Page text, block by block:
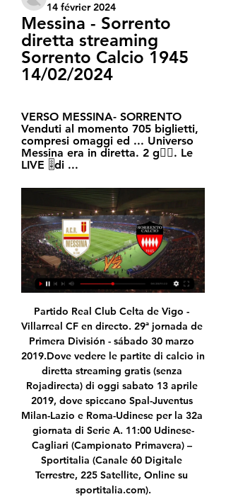
14 février 2024
Messina - Sorrento
diretta streaming
Sorrento Calcio 1945
14/02/2024
VERSO MESSINA- SORRENTO
Venduti al momento 705 biglietti,
compresi omaggi ed ... Universo
Messina era in diretta. 2 g󰞋󱟠. Le
LIVE 🎚️di ...
Partido Real Club Celta de Vigo - Villarreal CF en directo. 29ª jornada de Primera División - sábado 30 marzo 2019.Dove vedere le partite di calcio in diretta streaming gratis (senza Rojadirecta) di oggi sabato 13 aprile 2019, dove spiccano Spal-Juventus Milan-Lazio e Roma-Udinese per la 32a giornata di Serie A. 11:00 Udinese-Cagliari (Campionato Primavera) – Sportitalia (Canale 60 Digitale Terrestre, 225 Satellite, Online su sportitalia.com).

2020-7-6 · Napoli – Hellas Verona streaming, probabili formazioni, diretta TV Francesco Saverio Petito 19 Ott, 2019 Napoli – Hellas Verona streaming, sabato 19 ottobre ore 18.00 in diretta TV.

Una fiaba al giorno in video, in attesa di poterle raccontare di nuovo dal vivo, nei teatri o nelle librerie. In questi giorni, l’attrice Marina Folena, alias La Cantastorie, ha pensato di non lasciare solo il suo giovanissimo pubblico.

Calendario ufficiale e lista risultati UEFA Champions League. Non solo calendario Segui il tuo club preferito e resta in contatto per assicurarti di essere aggiornato sul tuo calendario.

Collegamento. Ascolta l'audio registrato martedì 19 settembre 2017 in radio. Carovana per la Giustizia in Puglia. Collegamento con Sergio D'Elia in v...

Partita Messina vs Sorrento - Girone C Mon - · STADIO: Franco Scoglio - San Filippo, Messina Aggiungi al calendario Diretta TV: SKY. Messina. logo Messina. Partita da giocare. -. Sorrento. logo ...

Il live di Tampa Bay Rays Atlanta Braves risultati in diretta (e live video streaming online) in tempo reale, inizia il 27 lug 2020 alle 22:40 UTC in MLB, Regular Season, USA.

UEFA: ufficiale la chiusura degli stadi per Valencia-Atalanta e Inter-Getafe. Siviglia-Roma si giocherà a porte aperte La Roma passa a Friedkin, Pallotta sbarcato a New York per le firme

DIRETTA/ Sorrento Messina (risultato finale 1-0) 8 ott 2023 — Diretta Sorrento Messina streaming video e tv, quote e risultato live del match valido per la 7^ giornata di Serie C (8 ottobre 2023)

Interessante sfida domani sera al “Mapei Stadium” di Reggio Emilia, tra il Sassuolo e il neopromosso, Hellas Verona, due squadre che giocano un ottimo calcio. I neroverdi, sono reduci dal pirotecnico 3-3 imposto lunedì a S.Siro, all’Inter, mentre gli scaligeri da una sconfitta interna un pò troppo pesante contro il …

Minuto 93′ della sfida con la Spal.Apertura in area di rigore per Zmrhal.Siamo un po’ defilati sulla destra dalla porta difesa da Letiza, estremo dei ferraresi.L’ex capitano dello Slavia Praga non ci pensa sue volte e calcia di potenza e precisione con la palla ad infilarsi nell’angolino basso alla sinistra del portiere. Un gol bellissimo a fare esplodere di gioia il Brescia e Jaromir.

RB Leipzig risultati in diretta (e live video streaming online) in tempo reale, rosa della squadra con calendario della stagione e risultati. RB Leipzig giocherà la prossima partita di DFB Pokal il 11 set 2020 contro 1. FC Nürnberg.Quando la partita inizia, sarà in grado di seguire 1.

Streaming Taranto Giugliano in diretta gratis Serie C, dove 13 ore fa — Diretta Live e Streaming Gratis [[SPORT IN Roma Sassuolo diretta tv e live streaming su Now 14 FEBBRAIO. 18:30 - ACR Messina - Sorrento ...

(Lo streaming si aprirà su un popup) Informazioni Napoli Canale 21 ( www.canale21.it ) è l’emittente storica (la prima a trasmettere via etere) del Mezzogiorno che, dal 1976, offre una costante copertura dei fatti e gli eventi di Napoli e Campania e che da oggi diviene visualizzabile interamente online e senza costi da qualsiasi luogo 24 ore su 24.

2020-7-13 · L'FC Haka è una società calcistica finlandese con sede nella città di Valkeakoski. Per il numero di trofei vinti, è considerato uno dei club più importanti del suo paese[1]. Nella stagione 2019 partecipa alla Ykkönen, la seconda serie del campionato finlandese di calcio.

Per te abbiamo pubblicato tutte le statistiche di SC Paderborn 07 II - Sportfreunde Siegen.Scopri il tuo pronostico e scommetti responsabilmente con il nostro calcolo delle percentuali di vittoria delle due squadre. Le analisi relative al campionato del Germania - Oberliga Westfalen puoi trovarle su I Pronostici Vincenti, iscriviti e, nel frattempo, valuta i calcoli relativi alla partita della.

La definizione Green Team che abbiamo dato al nostro gruppo di lavoro non è solo riferita alle nostre idee, ai nostri ideali, alla nostra impronta televisiva, ma è soprattutto un impegno che ci assumiamo con il nostro pubblico di telespettatori e di surfers di usare tutta la nostra sensibilità e il nostro coraggio per proporre un modello di sviluppo economico e sociale, molto diverso da.

Hellas Verona-Atalanta : Atalanta-Hellas Verona: Inter-Parma : Parma-Inter: Livorno-Milan : Milan-Livorno: Napoli-Udinese : Udinese-Napoli: Roma-Fiorentina : Fiorentina-Roma: Sampdoria-Catania : Catania-Sampdoria: Sassuolo-Chievo : Chievo-Sassuolo: Torino-Lazio : Lazio-Torino : Giornata n. 16 (andata) - 15 dicembre 2013 : Giornata n. 35.

Segui le ultime notizie de La Stampa e rimani aggiornato su tutti i fatti di cronaca, politica, economia e molto altro in Italia e nel mondo.

Presente sul Mercato dal 1992, oggi Acqua & Sapone è la piu grande catena della bellezza e dell' igiene, l'unica che nel suo settore offre un servizio completo ai suoi clienti.

Roma, nervi tesi dopo la Spal: lo sfogo di Ranieri nello spogliatoio. Il tecnico si è scagliato contro i giocatori, nella pancia dello stadio Mazza prima che davanti ai microfoni: "Non avete più.

Con NOW TV hai Film, Serie TV, Show, documentari, cartoni animati, programmi per bambini e sport online, in streaming live e on demand. Attiva subito!

Scopri dove puoi vedere il Film Jumanji - Benvenuti nella Giungla in streaming legale. Per ogni piattaforma di streaming troverai la disponibilità in abbonamento, noleggio, acquisto e prezzi per.

Hesgoal Juventus Lecce streaming: DIRETTA LIVE – come vederla. La capolista Juventus apre la 28ª giornata di Serie A ospitando il Lecce di Fabio Liverani. La Vecchia Signora comanda la classifica con 66 punti, frutto di 21 vittorie, 3 pareggi e 3 sconfitte, e cerca di mantenere il suo vantaggio sulla Lazio di Simone Inzaghi, prima inseguitrice.

Cronaca Messina - Sorrento - Live: la partita in diretta Segui la diretta di Messina - Sorrento aggiornata in tempo reale. Coltiva la tua passione su Corriere dello Sport.

Post su Maglia Svezia poco prezzo scritto da francemaillotdefootball2018. Abbiamo tutti i Maglie calcio 2019 che hai bisogno, compresi i bambini, le donne, le giacche, Giacca,il Calzini,calzino, le camicie di formazione e molto altro ancora – tutti ai migliori prezzi in rete con costi di spedizione a basso costo e senza ritorno. Dopo Barcellona, Zlatan Ibrahimovic è passato all’AC Milan.

Calcio su Diretta Mobile - risultati in tempo reale per il tuo PDA 18:30ACR Messina - Sorrento -:- 18:30Latina - Catania -:- 18:30Taranto Questa versione per cellulare pero ha parametri diversi rispetto al sito Diretta.it per ...

Sorrento vs ACR Messina risultati, statistiche H2H | Calcio Segui Sorrento vs ACR Messina risultati, statistiche h2h, ultimi risultati, news e altre informazioni su Diretta.

Dall'11 gennaio al 3 maggio 2020, scoprite il viaggio incantato di Elsa, Anna e dei loro amici ! Per la prima volta a Disneyland® Paris, durante le celebrazioni di Frozen. Lasciatevi travolgere da una tempesta di emozioni di fronte alla leggenda di Frozen che prende vita sotto ai vostri occhi.

ULTIMI COMMENTI. Federico Militello su LIVE F1, Test Barcellona 2020 in DIRETTA: Leclerc a un soffio da Ricciardo e davanti a Hamilton. Dalle 14.00 l’ultima sessione; riax su Biathlon, Europei.

Leganés Getafe La Liga. Venerdì sera, alle 21:00, allo stadio Butarque torna la Liga con l’anticipo della ventesima giornata tra Leganès e Getafe.I madridisti, in leggera ripresa grazie alla cura Aguirre, hanno pareggiato in casa del Valladolid per 2-2, confermando il penultimo posto a quota 14: per salvarsi servirà un grande girone di ritorno.

Il Messina siamo noi VERSO MESSINA- SORRENTO Venduti al momento 705 biglietti, compresi omaggi ed Universo Messina era in diretta. 2 g󰞋󱟠. Le LIVE 🎚️di ...

Web Radio di Lecce – Le Radio locali nella provincia di Lecce – Webradio Lecce Le radio del seguente elenco sono disposte in ordine alfabetico. Il nome della radio è linkato alla home page della medesima, a continuazione vengono indicate le località, la url ed infine il comando “Play” per aprire la pagina dove sono presenti le dirette streaming.

SPAL-Milan live con formazioni ufficiali, risultato, pagelle, tabellino e sintesi. Cronaca testuale della ventinovesima gara di Serie A. SPAL-Milan: ventinovesima giornata di campionato, i rossoneri scenderanno in campo a Ferrara ospiti degli uomini di Di Biagio.Le due vittorie, entrambe convincenti, ottenute contro Lecce e Roma in questa ripresa di stagione hanno dato una nuova e quasi.

13 gen 2020 - Affitta da persone del posto a Vermoim, Portogallo a 18€ a notte. Trova alloggi unici per soggiornare con host del posto in 191 Paesi. Airbnb, casa tua, ovunque nel mondo.

Sorrento vs Latina | Serie C Acr Messina logo Acr Messina. 32. 25889. 2629-3. Catania logo Catania. 31. 258710 Video · Segnalazioni · Opinioni · Accedi. CataniaToday è in caricamento. , ...

ULTIMI COMMENTI. Federico Militello su LIVE F1, Test Barcellona 2020 in DIRETTA: Leclerc a un soffio da Ricciardo e davanti a Hamilton. Dalle 14.00 l’ultima sessione; riax su Biathlon, Europei.

Web Radio di Brescia – Le Radio locali nella provincia di Brescia – Webradio Brescia Le radio del seguente elenco sono disposte in ordine alfabetico. Il nome della radio è linkato alla home page della medesima, a continuazione vengono indicate le località, la url ed infine il comando “Play” per aprire la pagina dove sono presenti le dirette streaming.

Risultati, classiche, serie A, campionati stranieri, livescore di calcio, basket, tennis, goal in diretta, scommesse, risultati e goal in tempo reale, live goals e video di partite su